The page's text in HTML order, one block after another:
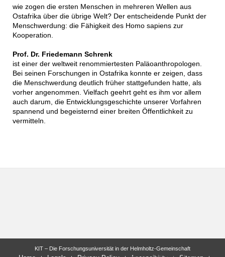
wie zogen die ersten Menschen in mehreren Wellen aus
Ostafrika über die übrige Welt? Der entscheidende Punkt der
Menschwerdung: die Fähigkeit des Homo sapiens zur
Kooperation.
Prof. Dr. Friedemann Schrenk
ist einer der weltweit renommiertesten Paläoanthropologen.
Bei seinen Forschungen in Ostafrika konnte er zeigen, dass
die Menschwerdung deutlich früher stattgefunden hatte, als
vorher angenommen. Vielfach geehrt geht es ihm vor allem
auch darum, die Entwicklungsgeschichte unserer Vorfahren
spannend und begeisternd einer breiten Öffentlichkeit zu
vermitteln.
KIT – Die Forschungsuniversität in der Helmholtz-Gemeinschaft